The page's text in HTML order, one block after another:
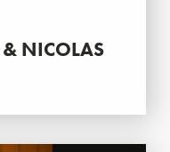
& NICOLAS